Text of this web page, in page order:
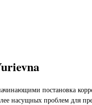
постановка
насущных проблем для